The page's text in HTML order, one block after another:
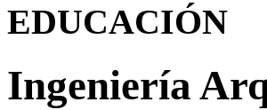
EDUCACIÓN
Ingeniería